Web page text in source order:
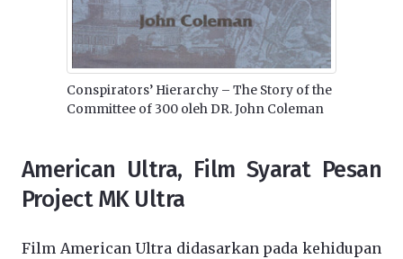
Conspirators’ Hierarchy – The Story of the
Committee of 300 oleh DR. John Coleman
American Ultra, Film Syarat Pesan
Project MK Ultra
Film American Ultra didasarkan pada kehidupan